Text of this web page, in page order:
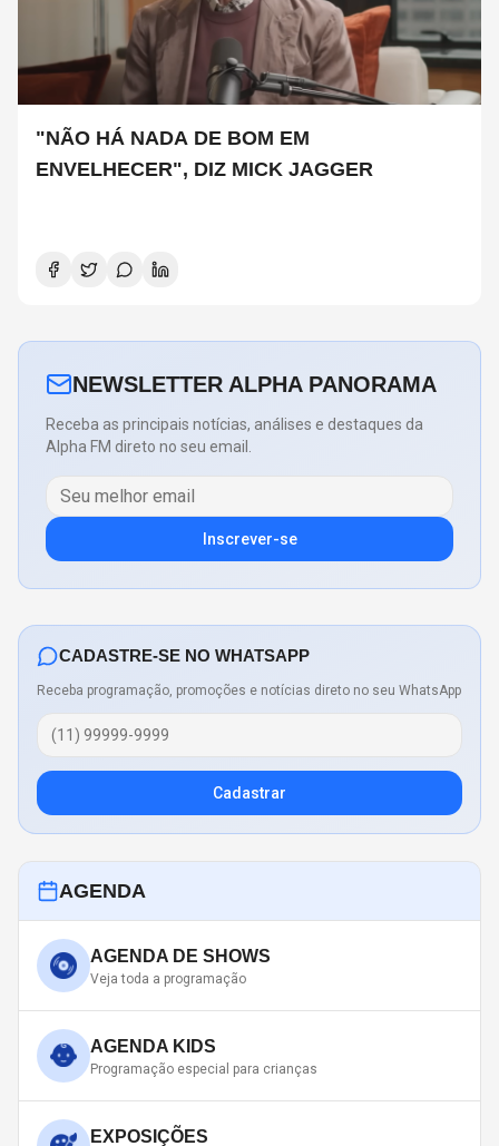
"NÃO HÁ NADA DE BOM EM
ENVELHECER", DIZ MICK JAGGER
NEWSLETTER ALPHA PANORAMA
Receba as principais notícias, análises e destaques da
Alpha FM direto no seu email.
Inscrever-se
CADASTRE-SE NO WHATSAPP
Receba programação, promoções e notícias direto no seu WhatsApp
Cadastrar
AGENDA
AGENDA DE SHOWS
Veja toda a programação
AGENDA KIDS
Programação especial para crianças
EXPOSIÇÕES